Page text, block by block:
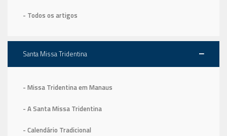
- Todos os artigos
Santa Missa Tridentina
- Missa Tridentina em Manaus
- A Santa Missa Tridentina
- Calendário Tradicional